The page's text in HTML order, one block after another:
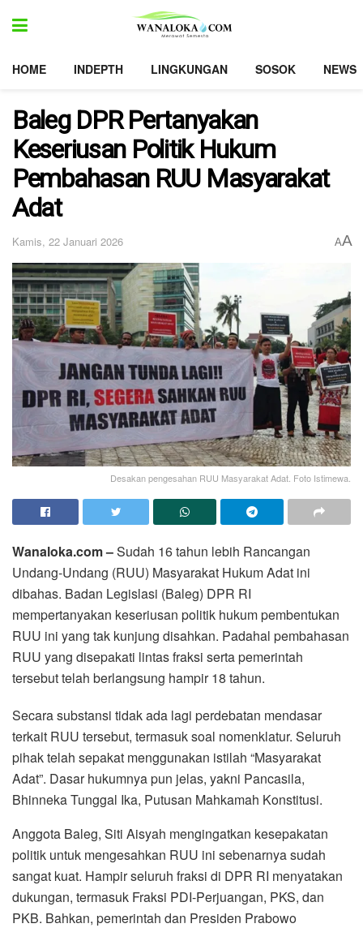
HOME INDEPTH LINGKUNGAN SOSOK NEWS
Baleg DPR Pertanyakan
Keseriusan Politik Hukum
Pembahasan RUU Masyarakat
Adat
Kamis, 22 Januari 2026 AA
Desakan pengesahan RUU Masyarakat Adat. Foto Istimewa.
Wanaloka.com –Sudah 16 tahun lebih Rancangan
Undang-Undang (RUU) Masyarakat Hukum Adat ini
dibahas. Badan Legislasi (Baleg) DPR RI
mempertanyakan keseriusan politik hukum pembentukan
RUU ini yang tak kunjung disahkan. Padahal pembahasan
RUU yang disepakati lintas fraksi serta pemerintah
tersebut telah berlangsung hampir 18 tahun.
Secara substansi tidak ada lagi perdebatan mendasar
terkait RUU tersebut, termasuk soal nomenklatur. Seluruh
pihak telah sepakat menggunakan istilah “Masyarakat
Adat”. Dasar hukumnya pun jelas, yakni Pancasila,
Bhinneka Tunggal Ika, Putusan Mahkamah Konstitusi.
Anggota Baleg, Siti Aisyah mengingatkan kesepakatan
politik untuk mengesahkan RUU ini sebenarnya sudah
sangat kuat. Hampir seluruh fraksi di DPR RI menyatakan
dukungan, termasuk Fraksi PDI-Perjuangan, PKS, dan
PKB. Bahkan, pemerintah dan Presiden Prabowo